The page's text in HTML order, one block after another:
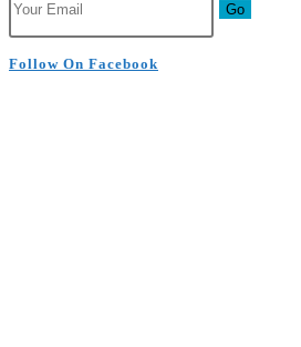
Go
Follow On Facebook